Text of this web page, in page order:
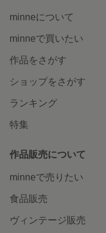
minneについて
minneで買いたい
作品をさがす
ショップをさがす
ランキング
特集
作品販売について
minneで売りたい
食品販売
ヴィンテージ販売